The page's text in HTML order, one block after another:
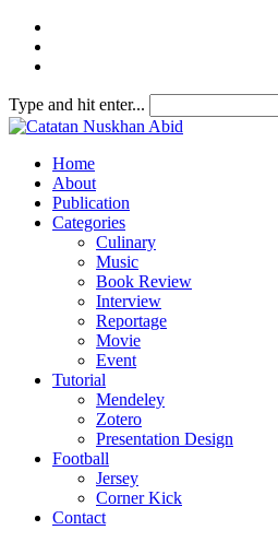
Type and hit enter...
Home
About
Publication
Categories
Culinary
Music
Book Review
Interview
Reportage
Movie
Event
Tutorial
Mendeley
Zotero
Presentation Design
Football
Jersey
Corner Kick
Contact